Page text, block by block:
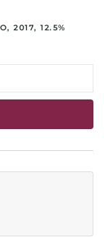
2017, 12.5%